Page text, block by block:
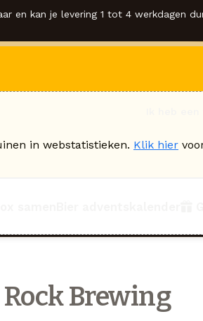
en kan je levering 1 tot 4 werkdagen
samen
Brewing
in webstatistieken. Klik hier